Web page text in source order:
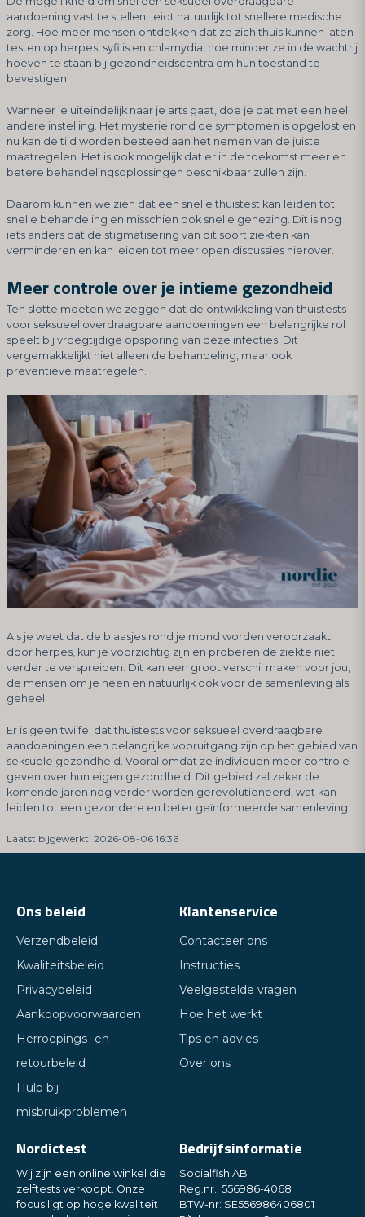
aandoening vast te stellen, leidt natuurlijk tot snellere medische
zorg. Hoe meer mensen ontdekken dat ze zich thuis kunnen laten
testen op herpes, syfilis en chlamydia, hoe minder ze in de wachtrij
hoeven te staan bij gezondheidscentra om hun toestand te
bevestigen.
Wanneer je uiteindelijk naar je arts gaat, doe je dat met een heel
andere instelling. Het mysterie rond de symptomen is opgelost en
nu kan de tijd worden besteed aan het nemen van de juiste
maatregelen. Het is ook mogelijk dat er in de toekomst meer en
betere behandelingsoplossingen beschikbaar zullen zijn.
Daarom kunnen we zien dat een snelle thuistest kan leiden tot
snelle behandeling en misschien ook snelle genezing. Dit is nog
iets anders dat de stigmatisering van dit soort ziekten kan
verminderen en kan leiden tot meer open discussies hierover.
Meer controle over je intieme gezondheid
Ten slotte moeten we zeggen dat de ontwikkeling van thuistests
voor seksueel overdraagbare aandoeningen een belangrijke rol
speelt bij vroegtijdige opsporing van deze infecties. Dit
vergemakkelijkt niet alleen de behandeling, maar ook
preventieve maatregelen.
Als je weet dat de blaasjes rond je mond worden veroorzaakt
door herpes, kun je voorzichtig zijn en proberen de ziekte niet
verder te verspreiden. Dit kan een groot verschil maken voor jou,
de mensen om je heen en natuurlijk ook voor de samenleving als
geheel.
Er is geen twijfel dat thuistests voor seksueel overdraagbare
aandoeningen een belangrijke vooruitgang zijn op het gebied van
seksuele gezondheid. Vooral omdat ze individuen meer controle
geven over hun eigen gezondheid. Dit gebied zal zeker de
komende jaren nog verder worden gerevolutioneerd, wat kan
leiden tot een gezondere en beter geïnformeerde samenleving.
Laatst bijgewerkt: 2026-08-06 16:36
Ons beleid
Verzendbeleid
Kwaliteitsbeleid
Privacybeleid
Aankoopvoorwaarden
Herroepings- en
retourbeleid
Hulp bij
misbruikproblemen
Klantenservice
Contacteer ons
Instructies
Veelgestelde vragen
Hoe het werkt
Tips en advies
Over ons
Nordictest
Wij zijn een online winkel die
zelftests verkoopt. Onze
focus ligt op hoge kwaliteit
Bedrijfsinformatie
Socialfish AB
Reg.nr.: 556986-4068
BTW-nr: SE556986406801